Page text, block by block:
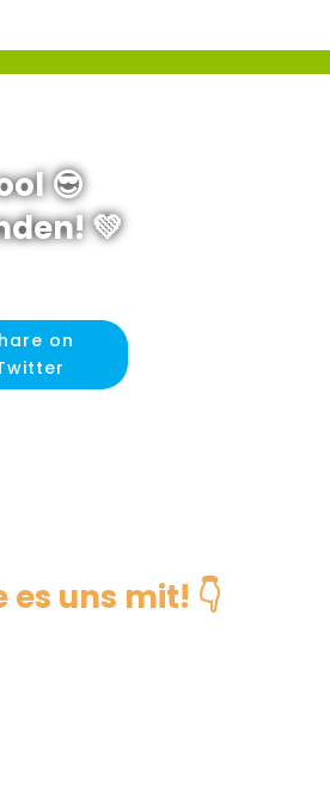
😎
💚
on
uns mit! 👇